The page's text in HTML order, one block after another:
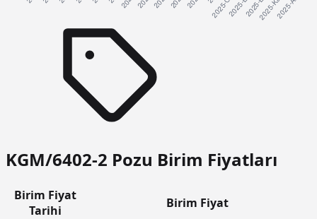
KGM/6402-2 Pozu Birim Fiyatları
Birim Fiyat
Tarihi
Birim Fiyat